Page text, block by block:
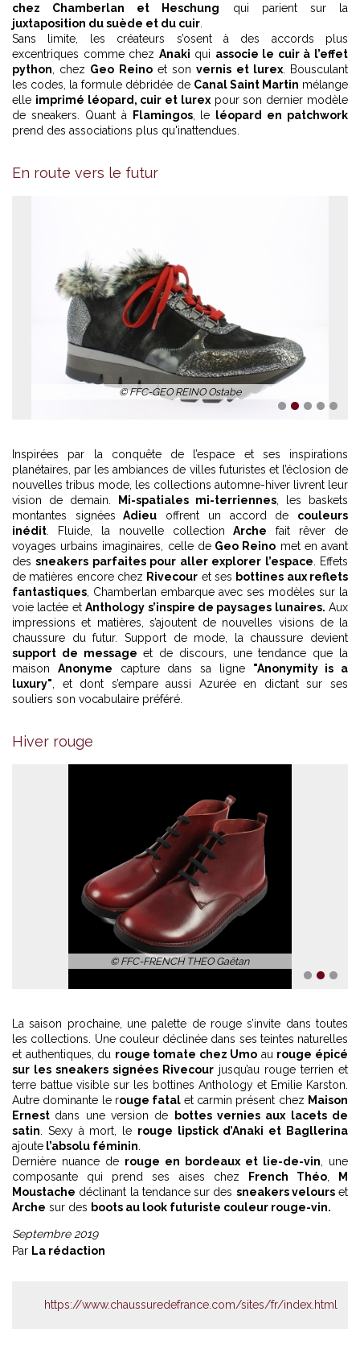
chez Chamberlan et Heschung qui parient sur la
juxtaposition du suède et du cuir.
Sans limite, les créateurs s’osent à des accords plus
excentriques comme chez Anaki qui associe le cuir à l’effet
python, chez Geo Reinoet sonvernis et lurex. Bousculant
les codes, la formule débridée de Canal Saint Martin mélange
elle imprimé léopard, cuir et lurexpour son dernier modèle
de sneakers. Quant à
Flamingos, le léopard en patchwork
prend des associations plus qu'inattendues.
En route vers le futur
© FFC-GEO REINO Ostabe
Inspirées par la conquête de l’espace et ses inspirations
planétaires, par les ambiances de villes futuristes et l’éclosion de
nouvelles tribus mode, les collections automne-hiver livrent leur
vision de demain.
Mi-spatiales mi-terriennes, les baskets
montantes signées Adieu offrent un accord de couleurs
inédit. Fluide, la nouvelle collectionArche fait rêver de
voyages urbains imaginaires, celle deGeo Reino met en avant
dessneakers parfaites pour aller explorer l’espace. Effets
de matières encore chez Rivecour et ses bottines aux reflets
fantastiques, Chamberlan embarque avec ses modèles sur la
voie lactée etAnthology s’inspire de paysages lunaires. Aux
impressions et matières, s’ajoutent de nouvelles visions de la
chaussure du futur. Support de mode, la chaussure devient
support de message et de discours, une tendance que la
maison Anonyme capture dans sa ligne "Anonymity is a
luxury", et dont s’empare aussi Azurée en dictant sur ses
souliers son vocabulaire préféré.
Hiver rouge
© FFC-FRENCH THEO Gaëtan
La saison prochaine, une palette de rouge s’invite dans toutes
les collections. Une couleur déclinée dans ses teintes naturelles
et authentiques, du rouge tomate chez Umo au rouge épicé
sur les sneakers signées Rivecour jusqu’au rouge terrien et
terre battue visible sur les bottines Anthology et Emilie Karston.
Autre dominante le rouge fatal et carmin présent chez Maison
Ernest dans une version de
bottes vernies aux lacets de
satin . Sexy à mort, le rouge lipstick d’Anaki et Bagllerina
ajoute l’absolu féminin
Dernière nuance de rouge en bordeaux et lie-de-vin , une
composante qui prend ses aises chez
French Théo,
M
Moustache déclinant la tendance sur des sneakers velourset
Arche sur des boots au look futuriste couleur rouge-vin.
Septembre 2019
Par La rédaction
https://www.chaussuredefrance.com/sites/fr/index.html